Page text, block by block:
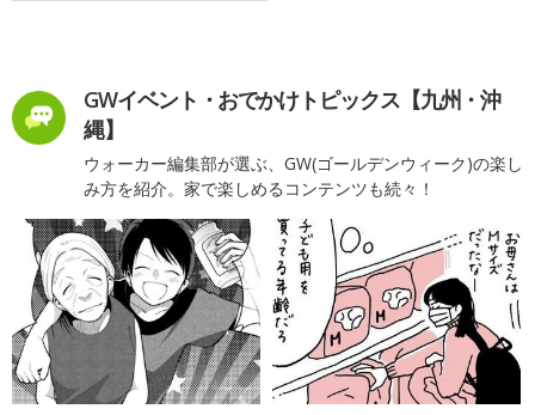
GWイベント・おでかけトピックス【九州・沖
縄】
ウォーカー編集部が選ぶ、GW(ゴールデンウィーク)の楽し
み方を紹介。家で楽しめるコンテンツも続々！